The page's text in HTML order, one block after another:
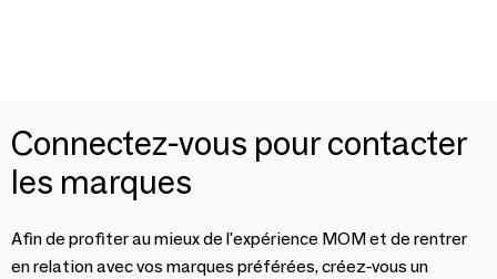
Connectez-vous pour contacter
les marques
Afin de profiter au mieux de l'expérience MOM et de rentrer
en relation avec vos marques préférées, créez-vous un